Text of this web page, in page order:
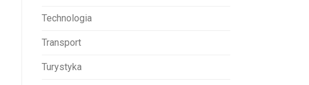
Technologia
Transport
Turystyka